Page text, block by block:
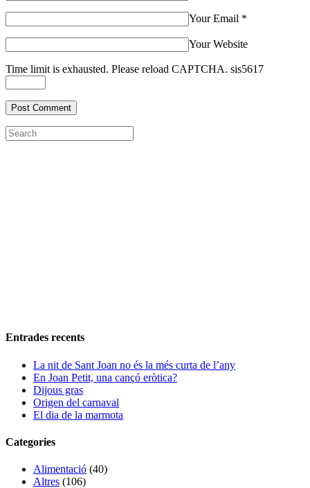
Your Email *
Your Website
Time limit is exhausted. Please reload CAPTCHA. sis561 7
Entrades recents
La nit de Sant Joan no és la més curta de l’any
En Joan Petit, una cançó eròtica?
Dijous gras
Origen del carnaval
El dia de la marmota
Categories
Alimentació (40)
Altres (106)